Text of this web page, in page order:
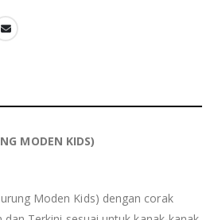
MODEN KIDS)
Moden Kids) dengan corak